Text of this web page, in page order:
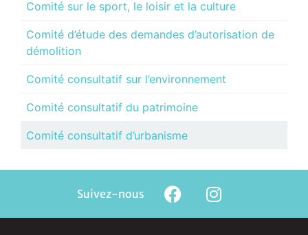
Comité sur le sport, le loisir et la culture
Comité d’étude des demandes d’autorisation de
démolition
Comité consultatif sur l’environnement
Comité consultatif du patrimoine
Comité consultatif d’urbanisme
Suivez-nous